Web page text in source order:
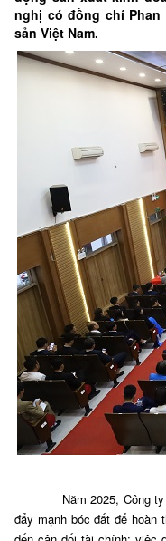
nghị có đồng chí Phan
sản Việt Nam.
Năm 2025, Công ty
đẩy mạnh bóc đất để hoàn